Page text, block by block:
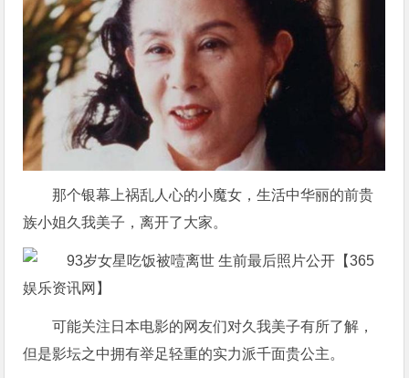
那个银幕上祸乱人心的小魔女，生活中华丽的前贵
族小姐久我美子，离开了大家。
可能关注日本电影的网友们对久我美子有所了解，
但是影坛之中拥有举足轻重的实力派千面贵公主。